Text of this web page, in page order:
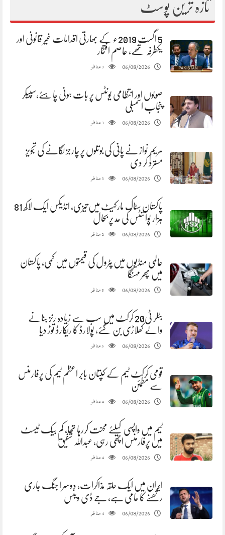
تازہ ترین پوسٹ
5 اگست 2019ء کے بھارتی اقدامات غیر قانونی اور
یکطرفہ تھے، عاصم افتخار
06/08/2026
3مناظر
صوبوں اور انتظامی یونٹس پر بات ہونی چاہئے،سپیکر
پنجاب اسمبلی
06/08/2026
3مناظر
مریم نواز نے پانی کی بوتلوں پر چارجز لگانے کی تجویز
مسترد کر دی
06/08/2026
3مناظر
پاکستان سٹاک مارکیٹ میں تیزی، انڈیکس ایک لاکھ 81
ہزار پوائنٹس کی حد پر بحال
06/08/2026
2مناظر
عالمی منڈیوں میں پٹرول کی قیمتوں میں کمی، پاکستان
میں پھر مہنگا
06/08/2026
3مناظر
بٹلر ٹی20 کرکٹ میں سب سے زیادہ رنز بنانے
والے کھلاڑی بن گئے، پولارڈ کا ریکارڈ توڑ دیا
06/08/2026
5مناظر
قومی کرکٹ ٹیم کے کپتان بابر اعظم ٹیم کی پرفارمنس
سے مطمئن
06/08/2026
4مناظر
ٹیم میں واپسی کیلئے محنت کررہا تھا، کم بیک ٹیسٹ
میں پرفارمنس اچھی رہی، عبداللہ شفیق
06/08/2026
4مناظر
ایران میں ایک حلقہ مذاکرات، دوسرا جنگ جاری
رکھنے کا حامی ہے، جے ڈی وینس
06/08/2026
4مناظر